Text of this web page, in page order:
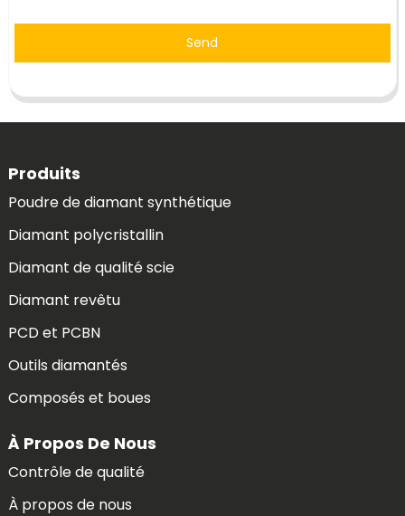
Send
Produits
Poudre de diamant synthétique
Diamant polycristallin
Diamant de qualité scie
Diamant revêtu
PCD et PCBN
Outils diamantés
Composés et boues
À Propos De Nous
Contrôle de qualité
À propos de nous